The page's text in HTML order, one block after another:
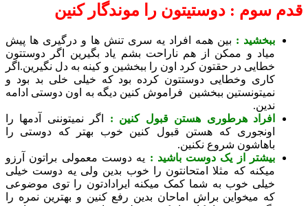
: دوستیتون را موندگار کنین
: بین همه افراد یه سری تنش ها و درگیری ها پیش
و ممکن از هم ناراحت بشم یاد بگیرین اگر دوستتون
در حقتون کرد اون را ببخشین و کینه به دل نگیرین.اگر
وخطایی دوستتون کرده بود که خیلی خلی بد بود و
ببخشین فراموش کنین دیگه به اون دوستی ادامه
هرطوری هستن قبول کنین :
اگر نمیتوننی آدمها را
که هستن قبول کنین خوب بهتر که دوستی را
شروع نکنین.
از یک دوست باشید : یه دوست معمولی براتون آرزو
که مثلا امتحانتون را خوب بدین ولی یه دوست خیلی
خوب به شما کمک میکنه ایرادادتون را توی موضوعی
میخواین براش اماحان بدین رفع کنین و بهترین نمره را